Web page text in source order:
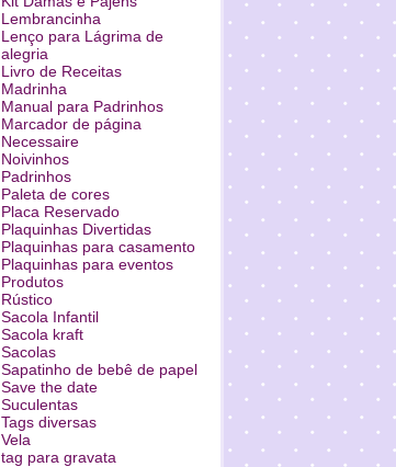
Lembrancinha
Lenço para Lágrima de
alegria
Livro de Receitas
Madrinha
Manual para Padrinhos
Marcador de página
Necessaire
Noivinhos
Padrinhos
Paleta de cores
Placa Reservado
Plaquinhas Divertidas
Plaquinhas para casamento
Plaquinhas para eventos
Produtos
Rústico
Sacola Infantil
Sacola kraft
Sacolas
Sapatinho de bebê de papel
Save the date
Suculentas
Tags diversas
Vela
tag para gravata